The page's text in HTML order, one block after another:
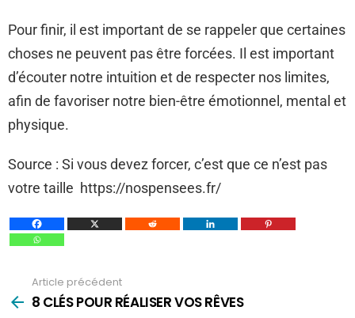
Pour finir, il est important de se rappeler que certaines
choses ne peuvent pas être forcées. Il est important
d’écouter notre intuition et de respecter nos limites,
afin de favoriser notre bien-être émotionnel, mental et
physique.
Source : Si vous devez forcer, c’est que ce n’est pas
votre taille https://nospensees.fr/
plus
Article précédent
8 CLÉS POUR RÉALISER VOS RÊVES